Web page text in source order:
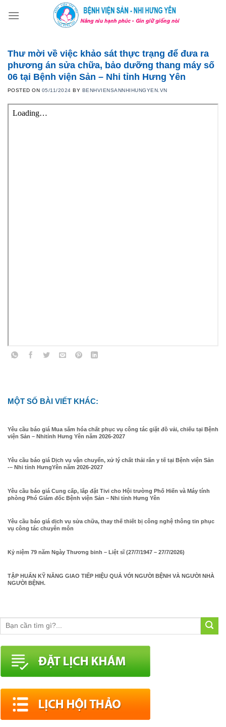
Thư mời về việc khảo sát thực trạng để đưa ra
phương án sửa chữa, bảo dưỡng thang máy số
06 tại Bệnh viện Sản – Nhi tỉnh Hưng Yên
POSTED ON 05/11/2024 BY BENHVIENSANNHIHUNGYEN.VN
MỘT SỐ BÀI VIẾT KHÁC:
Yêu cầu báo giá Mua sắm hóa chất phục vụ công tác giặt đồ vải, chiếu tại Bệnh
viện Sản – Nhitỉnh Hưng Yên năm 2026-2027
Yêu cầu báo giá Dịch vụ vận chuyển, xử lý chất thải rắn y tế tại Bệnh viện Sản
-– Nhi tỉnh HưngYên năm 2026-2027
Yêu cầu báo giá Cung cấp, lắp đặt Tivi cho Hội trường Phố Hiến và Máy tính
phòng Phó Giám đốc Bệnh viện Sản – Nhi tỉnh Hưng Yên
Yêu cầu báo giá dịch vụ sửa chữa, thay thế thiết bị công nghệ thông tin phục
vụ công tác chuyên môn
Kỷ niệm 79 năm Ngày Thương binh – Liệt sĩ (27/7/1947 – 27/7/2026)
TẬP HUẤN KỸ NĂNG GIAO TIẾP HIỆU QUẢ VỚI NGƯỜI BỆNH VÀ NGƯỜI NHÀ
NGƯỜI BỆNH.